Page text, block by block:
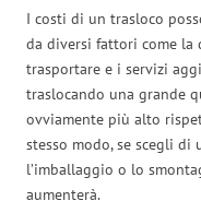
I costi di un trasloco
da diversi fattori come la
trasportare e i servizi
traslocando una grande
ovviamente più alto
stesso modo, se scegli
l’imballaggio o lo
aumenterà.